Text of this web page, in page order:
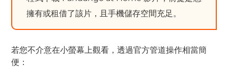
擁有或租借了該片，且手機儲存空間充足。
若您不介意在小螢幕上觀看，透過官方管道操作相當簡
便：